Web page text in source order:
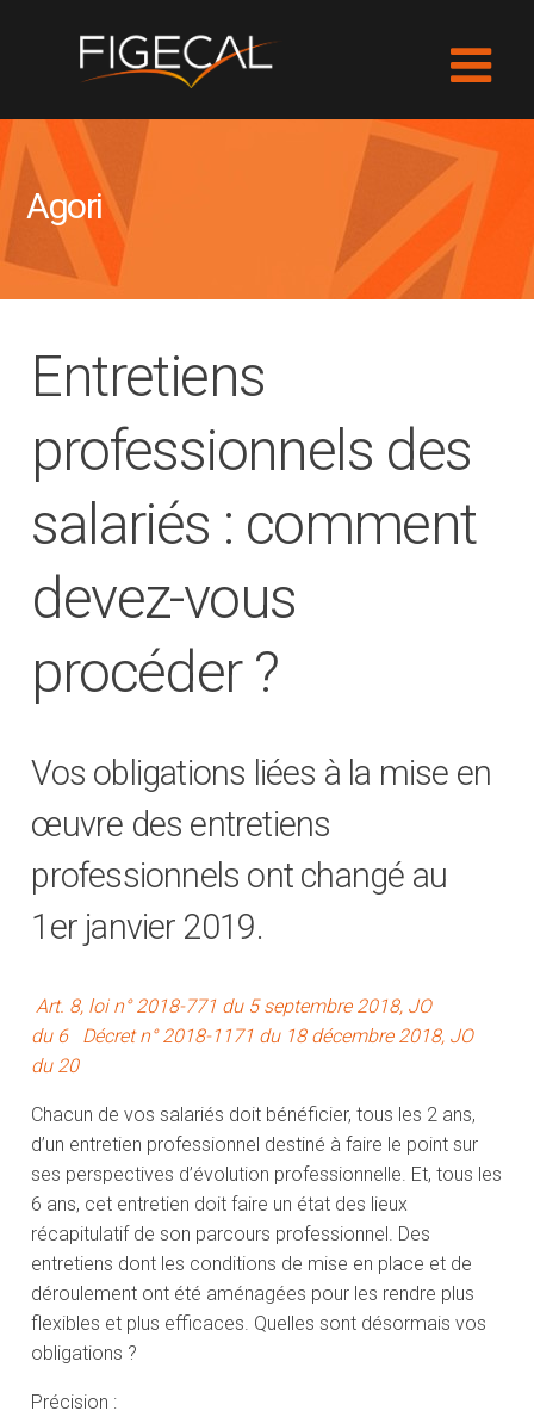
Agori
Entretiens
professionnels des
salariés : comment
devez-vous
procéder ?
Vos obligations liées à la mise en
œuvre des entretiens
professionnels ont changé au
1er janvier 2019.
Art. 8, loi n° 2018-771 du 5 septembre 2018, JO
du 6
Décret n° 2018-1171 du 18 décembre 2018, JO
du 20
Chacun de vos salariés doit bénéficier, tous les 2 ans,
d’un entretien professionnel destiné à faire le point sur
ses perspectives d’évolution professionnelle. Et, tous les
6 ans, cet entretien doit faire un état des lieux
récapitulatif de son parcours professionnel. Des
entretiens dont les conditions de mise en place et de
déroulement ont été aménagées pour les rendre plus
flexibles et plus efficaces. Quelles sont désormais vos
obligations ?
Précision :